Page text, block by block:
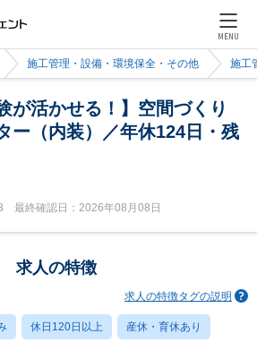
MENU
施工管理・設備・環境保全・その他 施工
が活かせる！】空間づくり
ー（内装）／年休124日・残
最終確認日：2026年08月08日
求人の特徴
求人の特徴タグの説明
休日120日以上 産休・育休あり